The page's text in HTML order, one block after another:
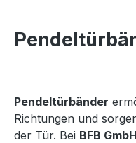
Pendeltürbänder
Richtungen und
der Tür. Bei BFB GmbH